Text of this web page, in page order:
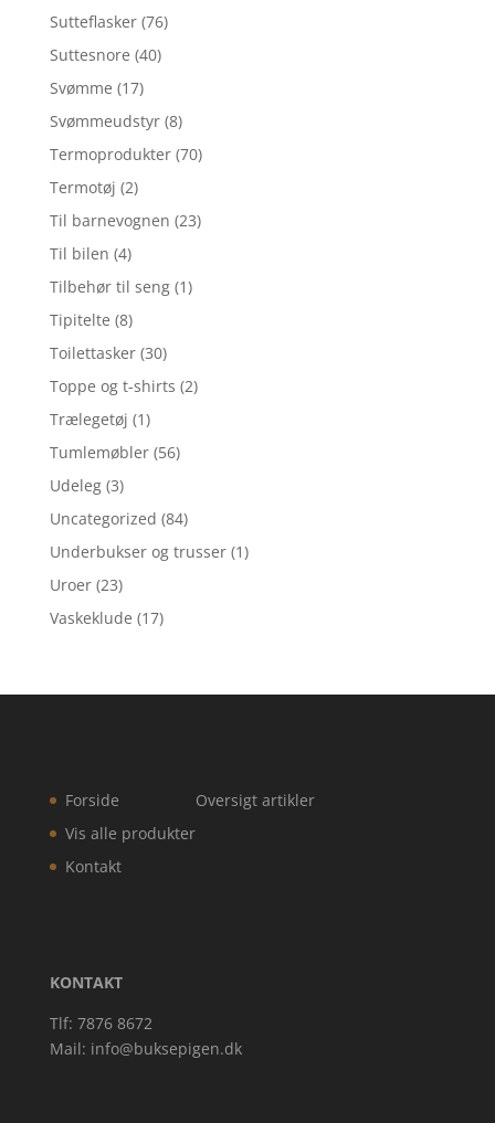
Sutteflasker (76)
Suttesnore (40)
Svømme (17)
Svømmeudstyr (8)
Termoprodukter (70)
Termotøj (2)
Til barnevognen (23)
Til bilen (4)
Tilbehør til seng (1)
Tipitelte (8)
Toilettasker (30)
Toppe og t-shirts (2)
Trælegetøj (1)
Tumlemøbler (56)
Udeleg (3)
Uncategorized (84)
Underbukser og trusser (1)
Uroer (23)
Vaskeklude (17)
Forside
Vis alle produkter
Kontakt
Oversigt artikler
KONTAKT
Tlf: 7876 8672
Mail: info@buksepigen.dk